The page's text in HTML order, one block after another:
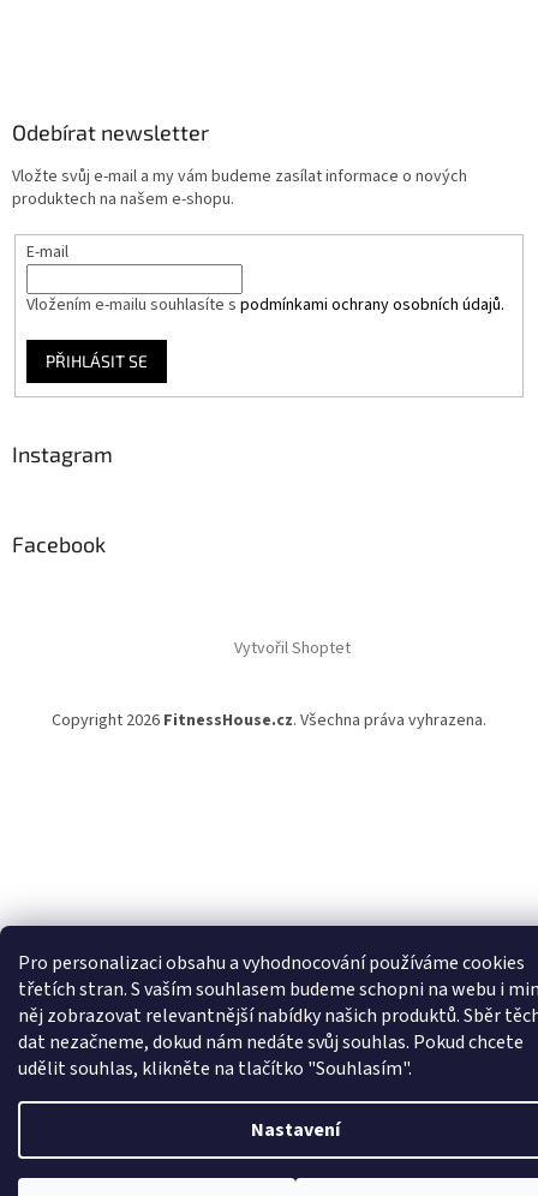
Pro personalizaci obsahu a vyhodnocování používáme cookies
třetích stran. S vaším souhlasem budeme schopni na webu i
něj zobrazovat relevantnější nabídky našich produktů. Sběr
dat nezačneme, dokud nám nedáte svůj souhlas. Pokud chcete
udělit souhlas, klikněte na tlačítko "Souhlasím".
Nastavení
Odebírat newsletter
Vložte svůj e-mail a my vám budeme zasílat informace o nových
produktech na našem e-shopu.
E-mail
Vložením e-mailu souhlasíte s podmínkami ochrany osobních údajů.
PŘIHLÁSIT SE
Instagram
Facebook
Vytvořil Shoptet
Copyright 2026 FitnessHouse.cz. Všechna práva vyhrazena.